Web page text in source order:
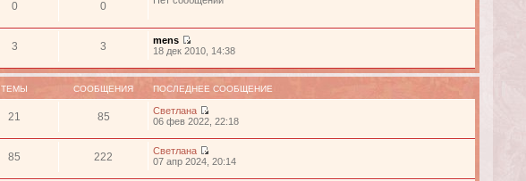
0 0
3 3
mens
18 дек 2010, 14:38
ТЕМЫ СООБЩЕНИЯ ПОСЛЕДНЕЕ СООБЩЕНИЕ
21 85
Светлана
06 фев 2022, 22:18
85 222
Светлана
07 апр 2024, 20:14